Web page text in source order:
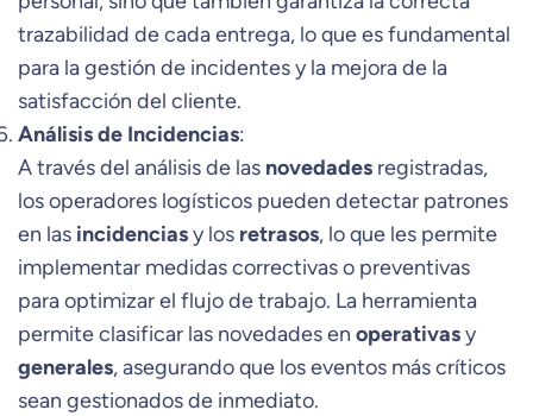
trazabilidad de cada entrega, lo que es fundamental
para la gestión de incidentes y la mejora de la
satisfacción del cliente.
Análisis de Incidencias:
A través del análisis de las novedades registradas,
los operadores logísticos pueden detectar patrones
en las incidenciasy los retrasos, lo que les permite
implementar medidas correctivas o preventivas
para optimizar el flujo de trabajo. La herramienta
permite clasificar las novedades en operativasy
generales, asegurando que los eventos más críticos
sean gestionados de inmediato.